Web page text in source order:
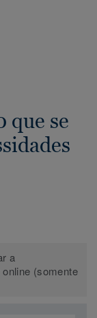
que se
a
(somente